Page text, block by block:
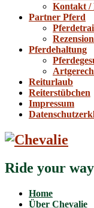
Kontakt /
Partner Pferd
Pferdehaltung
Reiturlaub
Reiterstübchen
Impressum
Ride your way
Home
Über Chevalie